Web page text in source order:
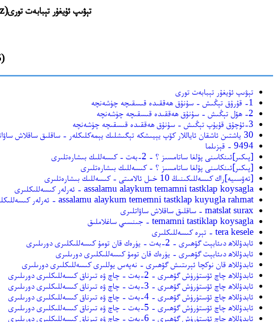
تېۋىپ ئۇيغۇر تېبابەت تورى(http://xjtiwip.biz) نىڭ ئەسلىگە كەلتۈرۈلگەن مەزمۇنلىرى
(2025-يىلى 3-ئاينىڭ 29-كۈنى)
تېۋىپ ئۇيغۇر تېبابەت تورى
1- قۇرۇق تېڭىش - سۇنۇق ھەققىدە قىسقىچە چۈشەنچە
2- ھۆل تېڭىش - سۇنۇق ھەققىدە قىسقىچە چۈشەنچە
3-ئۇچۇق قۇيۇپ تېڭىش - سۇنۇق ھەققىدە قىسقىچە چۈشەنچە
30 ياشتىن ئاشقان ئاياللار كۆپ يېيىشكە تېگىشلىك يېمەكلىكلەر - ساقلىق ساقلاش ساۋاتلىرى
9494 - قېزىلما
[ﭘﯩﻜﯩﺮ]ئىنكاسنى ﭘﯘﻟﻐﺎ ﺳﺎﺗﺎﻣﺴﯩﺰ ؟ - 2-بەت - كىسەللىك بىشارەتلىرى
[ﭘﯩﻜﯩﺮ]ئىنكاسنى ﭘﯘﻟﻐﺎ ﺳﺎﺗﺎﻣﺴﯩﺰ ؟ - كىسەللىك بىشارەتلىرى
[ﺗﻪﯞﺳﯩﻴﻪ]ﺭﺍﻙ ﻛﯩﺴﻪﻟﻠﯩﻜﯩﻨﯩﯔ 10 ﺧﯩﻞ ﺋﺎﻻﻣﯩﺘﻰ - كىسەللىك بىشارەتلىرى
assalamu alaykum temamni tastklap koysagla - ئەرلەر كىسەللىكلىرى
assalamu alaykum tememni tastklap kuyugla rahmat - ئەرلەر كىسەللىكلىرى
matslat surax - ساقلىق ساقلاش ساۋاتلىرى
temamni tastiklap koysagla - جىنسىي ساغلاملىق
tera kesele - تېرە كىسەللىكلىرى
ئابدۇللاھ دىئابېت گۆھىرى - 2-بەت - يۈرەك قان تومۇ كىسەللىكلىرى دورىلىرى
ئابدۇللاھ دىئابېت گۆھىرى - يۈرەك قان تومۇ كىسەللىكلىرى دورىلىرى
ئابدۇللاھ قان نوكچا ئېرىتىش گۆھىرى - نەپەس يوللىرى كىسەللىكلىرى دورىلىرى
ئابدۇللاھ چاچ ئۆستۈرۈش گۆھىرى - 2-بەت - چاچ ۋە تىرناق كىسەللىكلىرى دورىلىرى
ئابدۇللاھ چاچ ئۆستۈرۈش گۆھىرى - 3-بەت - چاچ ۋە تىرناق كىسەللىكلىرى دورىلىرى
ئابدۇللاھ چاچ ئۆستۈرۈش گۆھىرى - 4-بەت - چاچ ۋە تىرناق كىسەللىكلىرى دورىلىرى
ئابدۇللاھ چاچ ئۆستۈرۈش گۆھىرى - 5-بەت - چاچ ۋە تىرناق كىسەللىكلىرى دورىلىرى
ئابدۇللاھ چاچ ئۆستۈرۈش گۆھىرى - 6-بەت - چاچ ۋە تىرناق كىسەللىكلىرى دورىلىرى